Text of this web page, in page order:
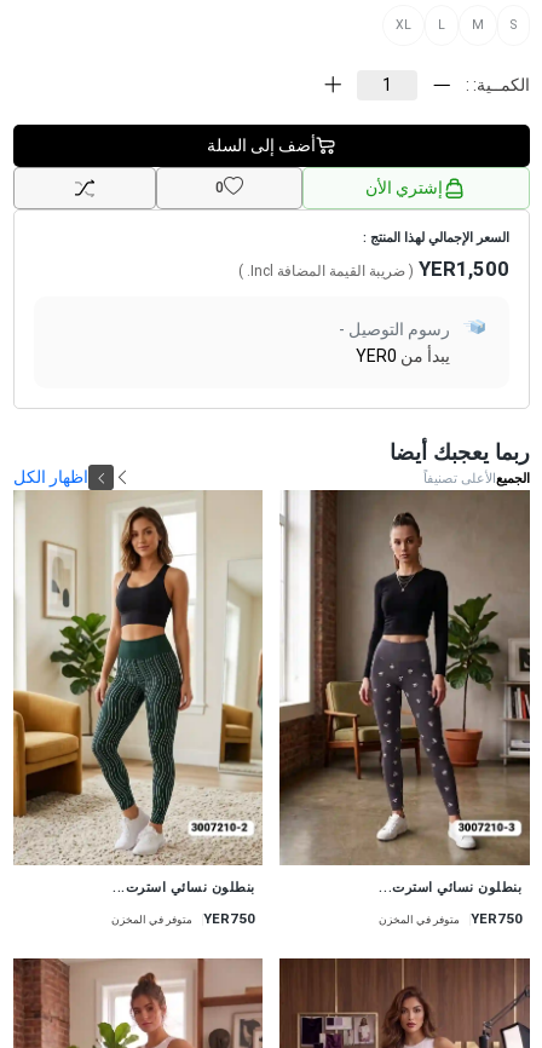
S
M
L
XL
الكمــية: :
أضف إلى السلة
إشتري الأن 0
السعر الإجمالي لهذا المنتج :
YER1,500 ( ضريبة القيمة المضافة Incl.
)
رسوم التوصيل -
يبدأ من YER0
ربما يعجبك أيضا
الجميع الأعلى تصنيفاً اظهار الكل
جديد
بنطلون نسائي استرت...
YER750 متوفر في المخزن
جديد
بنطلون نسائي استرت...
YER750 متوفر في المخزن